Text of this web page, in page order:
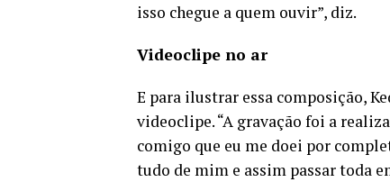
isso chegue a quem ouvir”, diz.
Videoclipe no ar
E para ilustrar essa composição,
videoclipe. “A gravação foi a
comigo que eu me doei por
tudo de mim e assim passar toda